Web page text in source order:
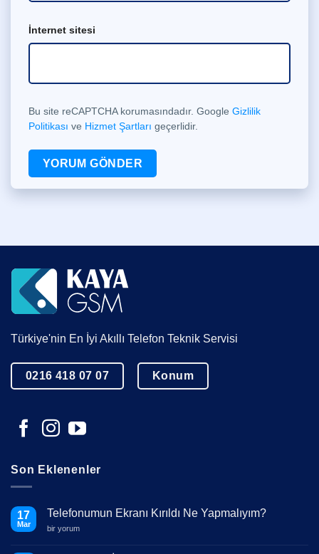
İnternet sitesi
Bu site reCAPTCHA korumasındadır. Google Gizlilik
Politikası ve Hizmet Şartları geçerlidir.
Türkiye'nin En İyi Akıllı Telefon Teknik Servisi
0216 418 07 07 Konum
Son Eklenenler
17
Mar
Telefonumun Ekranı Kırıldı Ne Yapmalıyım?
Telefonumun
bir yorum